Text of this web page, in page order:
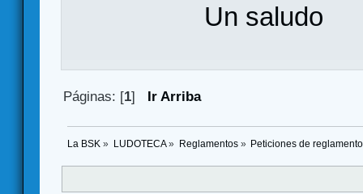
Un saludo
Páginas: [1] Ir Arriba
La BSK » LUDOTECA» Reglamentos» Peticiones de